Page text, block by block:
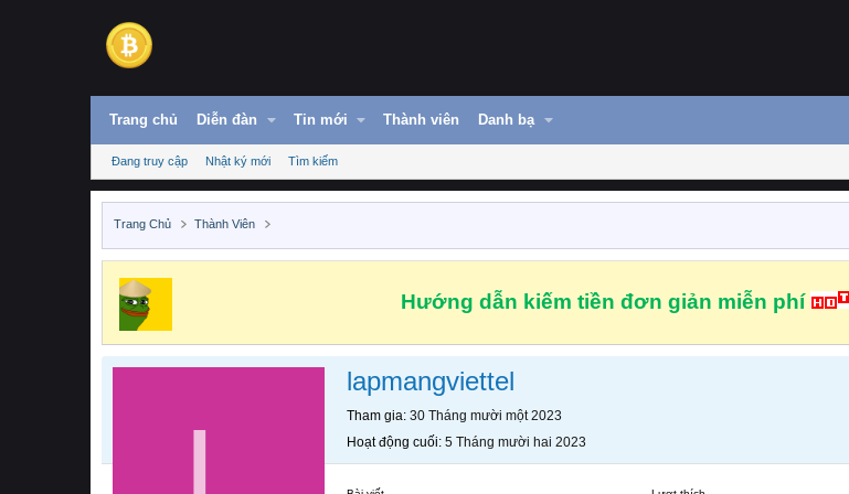
Trang chủ Diễn đàn Tin mới Thành viên Danh bạ
Đang truy cập Nhật ký mới Tìm kiếm
Trang Chủ Thành Viên
Hướng dẫn kiếm tiền đơn giản miễn phí
lapmangviettel
Tham gia 30 Tháng mười một 2023
Hoạt động cuối 5 Tháng mười hai 2023